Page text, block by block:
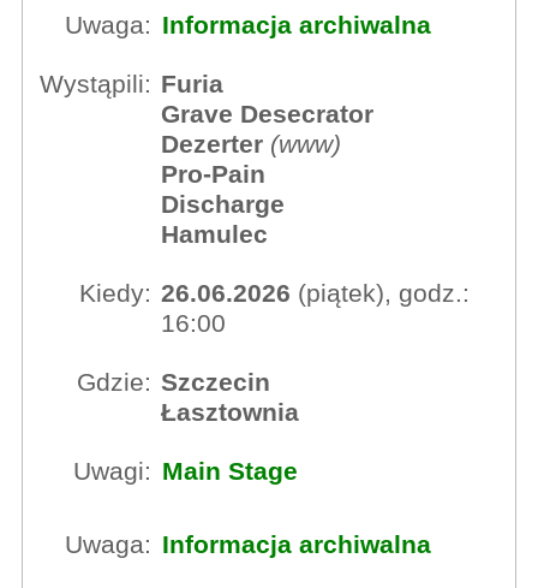
Uwaga: Informacja archiwalna
Wystąpili: Furia
Grave Desecrator
Dezerter (www)
Pro-Pain
Discharge
Hamulec
Kiedy: 26.06.2026 (piątek), godz.:
16:00
Gdzie: Szczecin
Łasztownia
Uwagi: Main Stage
Uwaga: Informacja archiwalna